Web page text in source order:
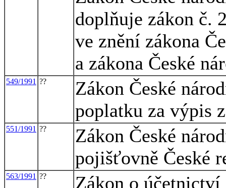
doplňuje zákon č.
ve znění zákona
a zákona České
549/1991 ??
Zákon České
poplatku za výpis
551/1991 ??
Zákon České
pojišťovně České
563/1991 ?? Zákon o účetnictví